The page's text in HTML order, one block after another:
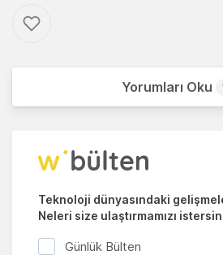
Yorumları Oku
Teknoloji dünyasındaki
Neleri size ulaştırmamızı
Günlük Bülten